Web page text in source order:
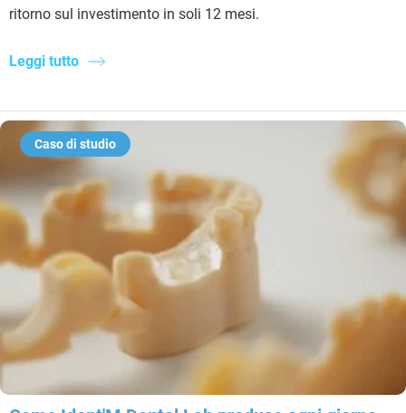
ritorno sul investimento in soli 12 mesi.
Leggi tutto
Caso di studio